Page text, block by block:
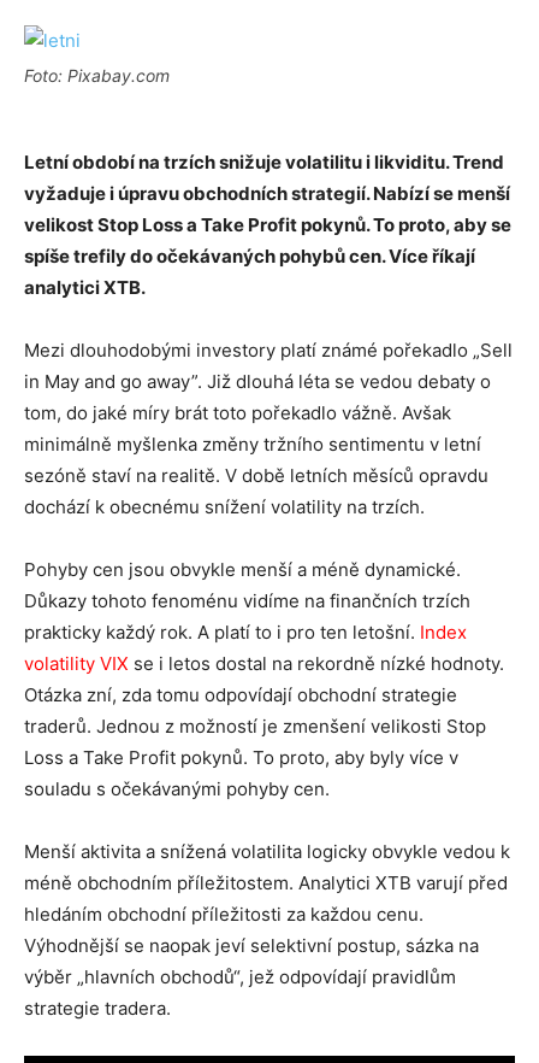
Foto: Pixabay.com
Letní období na trzích snižuje volatilitu i likviditu. Trend
vyžaduje i úpravu obchodních strategií. Nabízí se menší
velikost Stop Loss a Take Profit pokynů. To proto, aby se
spíše trefily do očekávaných pohybů cen. Více říkají
analytici XTB.
Mezi dlouhodobými investory platí známé pořekadlo „Sell
in May and go away”. Již dlouhá léta se vedou debaty o
tom, do jaké míry brát toto pořekadlo vážně. Avšak
minimálně myšlenka změny tržního sentimentu v letní
sezóně staví na realitě. V době letních měsíců opravdu
dochází k obecnému snížení volatility na trzích.
Pohyby cen jsou obvykle menší a méně dynamické.
Důkazy tohoto fenoménu vidíme na finančních trzích
prakticky každý rok. A platí to i pro ten letošní. Index
volatility VIX se i letos dostal na rekordně nízké hodnoty.
Otázka zní, zda tomu odpovídají obchodní strategie
traderů. Jednou z možností je zmenšení velikosti Stop
Loss a Take Profit pokynů. To proto, aby byly více v
souladu s očekávanými pohyby cen.
Menší aktivita a snížená volatilita logicky obvykle vedou k
méně obchodním příležitostem. Analytici XTB varují před
hledáním obchodní příležitosti za každou cenu.
Výhodnější se naopak jeví selektivní postup, sázka na
výběr „hlavních obchodů“, jež odpovídají pravidlům
strategie tradera.